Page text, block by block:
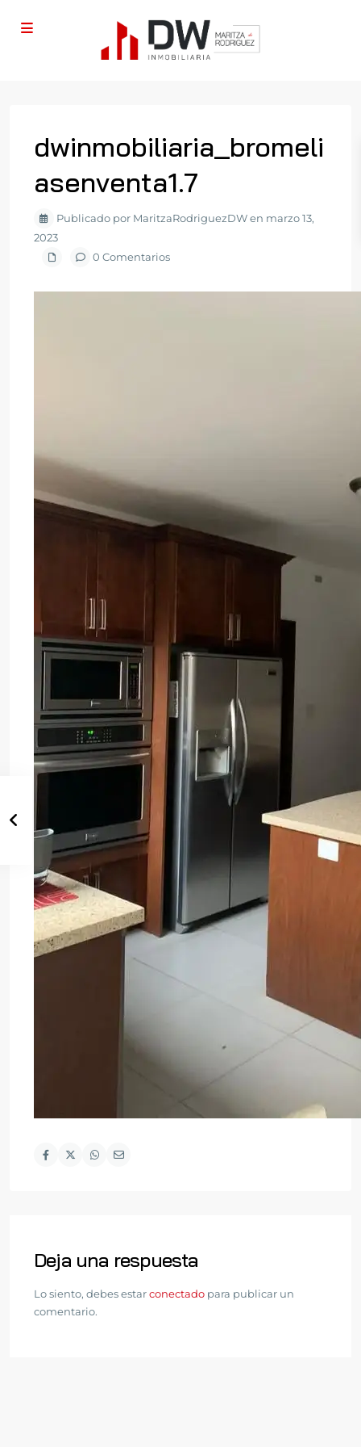
dwinmobiliaria_bromeli
asenventa1.7
Publicado por MaritzaRodriguezDW en marzo 13,
2023
0 Comentarios
Deja una respuesta
Lo siento, debes estarconectado para publicar un
comentario.